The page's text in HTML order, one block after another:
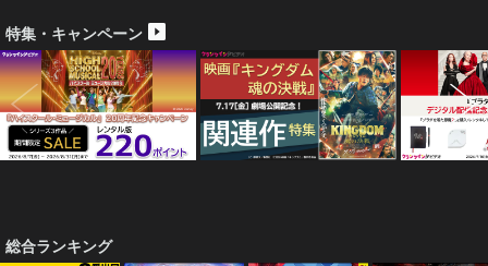
特集・キャンペーン
総合ランキング